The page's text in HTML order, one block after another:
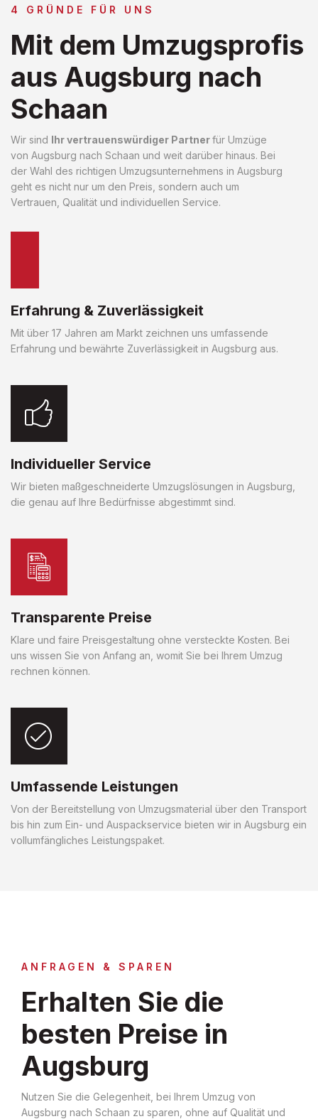
4 GRÜNDE FÜR UNS
Mit dem Umzugsprofis
aus Augsburg nach
Schaan
Wir sind Ihr vertrauenswürdiger Partnerfür Umzüge
von Augsburg nach Schaan und weit darüber hinaus. Bei
der Wahl des richtigen Umzugsunternehmens in Augsburg
geht es nicht nur um den Preis, sondern auch um
Vertrauen, Qualität und individuellen Service.
Erfahrung & Zuverlässigkeit
Mit über 17 Jahren am Markt zeichnen uns umfassende
Erfahrung und bewährte Zuverlässigkeit in Augsburg aus.
Individueller Service
Wir bieten maßgeschneiderte Umzugslösungen in Augsburg,
die genau auf Ihre Bedürfnisse abgestimmt sind.
Transparente Preise
Klare und faire Preisgestaltung ohne versteckte Kosten. Bei
uns wissen Sie von Anfang an, womit Sie bei Ihrem Umzug
rechnen können.
Umfassende Leistungen
Von der Bereitstellung von Umzugsmaterial über den Transport
bis hin zum Ein- und Auspackservice bieten wir in Augsburg ein
vollumfängliches Leistungspaket.
ANFRAGEN & SPAREN
Erhalten Sie die
besten Preise in
Augsburg
Nutzen Sie die Gelegenheit, bei Ihrem Umzug von
Augsburg nach Schaan zu sparen, ohne auf Qualität und